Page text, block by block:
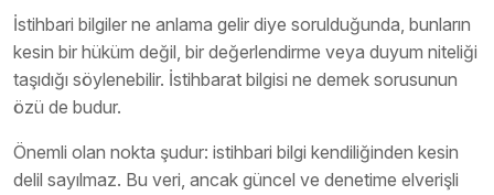
İstihbari bilgiler ne anlama gelir diye sorulduğunda, bunların
kesin bir hüküm değil, bir değerlendirme veya duyum niteliği
taşıdığı söylenebilir. İstihbarat bilgisi ne demek sorusunun
özü de budur.
Önemli olan nokta şudur: istihbari bilgi kendiliğinden kesin
delil sayılmaz. Bu veri, ancak güncel ve denetime elverişli